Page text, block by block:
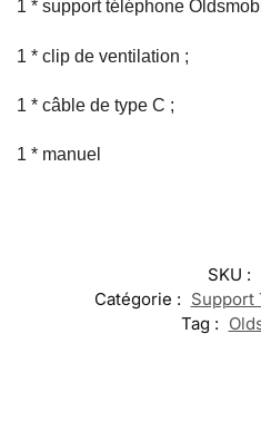
1 * support téléphone
1 * clip de ventilation ;
1 * câble de type C ;
1 * manuel
SKU :
Catégorie : Support
Tag :